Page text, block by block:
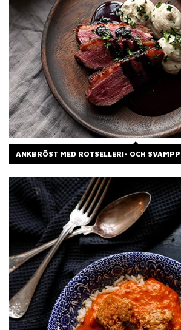
ANKBRÖST MED ROTSELLERI- OCH